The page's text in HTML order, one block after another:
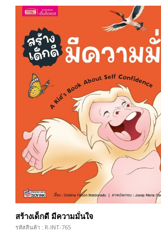
สร้างเด็กดี มีความมั่นใจ
รหัสสินค้า : R-INT-765